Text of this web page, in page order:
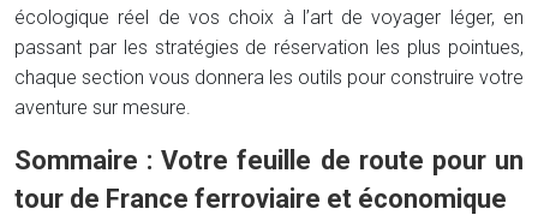
écologique réel de vos choix à l’art de voyager léger, en
passant par les stratégies de réservation les plus pointues,
chaque section vous donnera les outils pour construire votre
aventure sur mesure.
Sommaire : Votre feuille de route pour un
tour de France ferroviaire et économique